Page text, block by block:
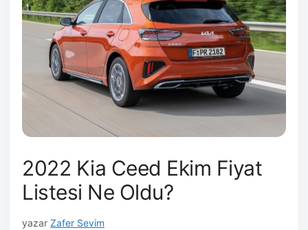
2022 Kia Ceed Ekim Fiyat
Listesi Ne Oldu?
yazar Zafer Sevim